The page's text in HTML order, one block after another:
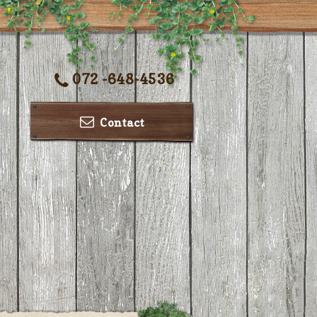
072 -648-4536
Contact